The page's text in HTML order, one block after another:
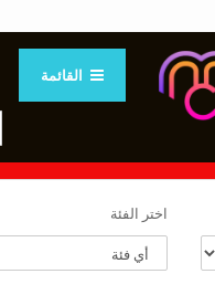
القائمة
اختر الفئة